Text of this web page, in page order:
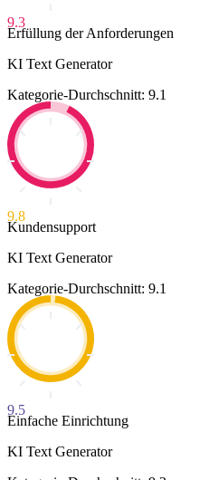
9.3
Erfüllung der Anforderungen
KI Text Generator
Kategorie-Durchschnitt: 9.1
9.8
Kundensupport
KI Text Generator
Kategorie-Durchschnitt: 9.1
9.5
Einfache Einrichtung
KI Text Generator